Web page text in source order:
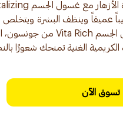
الكريمية الغنية تمنحك شعورًا
تسوق الآن